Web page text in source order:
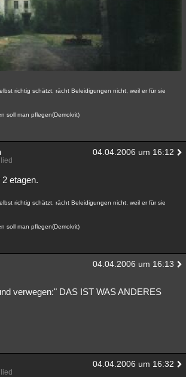
richtig schätzt, rächt Beleidigungen nicht, weil er für sie
soll man pflegen(Demokrit)
04.04.2006 um 16:12
etagen.
richtig schätzt, rächt Beleidigungen nicht, weil er für sie
soll man pflegen(Demokrit)
04.04.2006 um 16:13
verwegen:" DAS IST WAS ANDERES
04.04.2006 um 16:32